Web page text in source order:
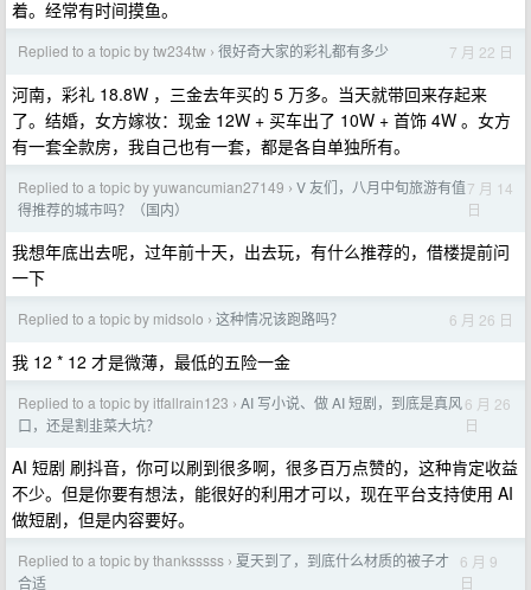
着。经常有时间摸鱼。
Replied to a topic by tw234tw › 很好奇大家的彩礼都有多少 7 月 22 日
河南，彩礼 18.8W ，三金去年买的 5 万多。当天就带回来存起来
了。结婚，女方嫁妆：现金 12W + 买车出了 10W + 首饰 4W 。女方
有一套全款房，我自己也有一套，都是各自单独所有。
Replied to a topic by yuwancumian27149 › V 友们，八月中旬旅游有值
得推荐的城市吗？（国内）
7 月 14
日
我想年底出去呢，过年前十天，出去玩，有什么推荐的，借楼提前问
一下
Replied to a topic by midsolo › 这种情况该跑路吗？ 6 月 26 日
我 12 * 12 才是微薄，最低的五险一金
Replied to a topic by itfallrain123 › AI 写小说、做 AI 短剧，到底是真风
口，还是割韭菜大坑？
6 月 26
日
AI 短剧 刷抖音，你可以刷到很多啊，很多百万点赞的，这种肯定收益
不少。但是你要有想法，能很好的利用才可以，现在平台支持使用 AI
做短剧，但是内容要好。
Replied to a topic by thanksssss › 夏天到了，到底什么材质的被子才
合适
6 月 9
日